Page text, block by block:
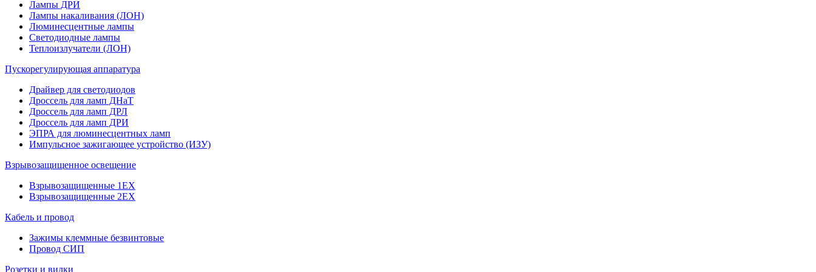
Лампы ДРИ
Лампы накаливания (ЛОН)
Люминесцентные лампы
Светодиодные лампы
Теплоизлучатели (ЛОН)
Пускорегулирующая аппаратура
Драйвер для светодиодов
Дроссель для ламп ДНаТ
Дроссель для ламп ДРЛ
Дроссель для ламп ДРИ
ЭПРА для люминесцентных ламп
Импульсное зажигающее устройство (ИЗУ)
Взрывозащищенное освещение
Взрывозащищенные 1ЕХ
Взрывозащищенные 2ЕХ
Кабель и провод
Зажимы клеммные безвинтовые
Провод СИП
Розетки и вилки